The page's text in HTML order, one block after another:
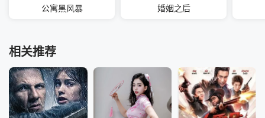
公寓黑风暴 婚姻之后
相关推荐